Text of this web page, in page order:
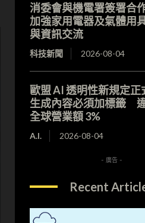
消委會與機電署簽署合
加強家用電器及氣體用
與資訊交流
科技新聞 2026-08-04
歐盟 AI 透明性新規定
生成內容必須加標籤
全球營業額 3%
A.I. 2026-08-04
- 廣告 -
Recent